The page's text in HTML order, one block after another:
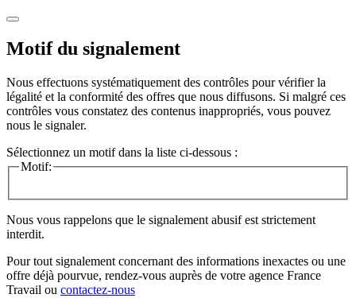
Motif du signalement
Nous effectuons systématiquement des contrôles pour vérifier la
légalité et la conformité des offres que nous diffusons. Si malgré ces
contrôles vous constatez des contenus inappropriés, vous pouvez
nous le signaler.
Sélectionnez un motif dans la liste ci-dessous :
Motif:
Nous vous rappelons que le signalement abusif est strictement
interdit.
Pour tout signalement concernant des informations inexactes ou une
offre déjà pourvue, rendez-vous auprès de votre agence France
Travail ou contactez-nous